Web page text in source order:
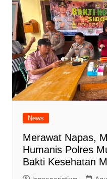
News
Merawat Napas,
Humanis Polres
Bakti Kesehatan